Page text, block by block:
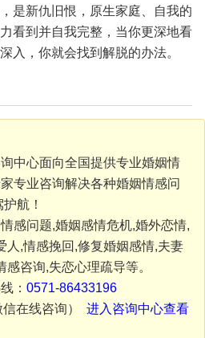
是新仇旧恨，原生家庭、自我的
看到并自我完整，当你更深地看
入，你就会找到解脱的办法。
中心面向全国提供专业婚姻情
专业咨询解决各种婚姻情感问
航！
感问题,婚姻感情危机,婚外恋情,
人,情感挽回,修复婚姻感情,夫妻
咨询,失恋心理疏导等。
： 0571-86433196
在线咨询） 进入咨询中心查看